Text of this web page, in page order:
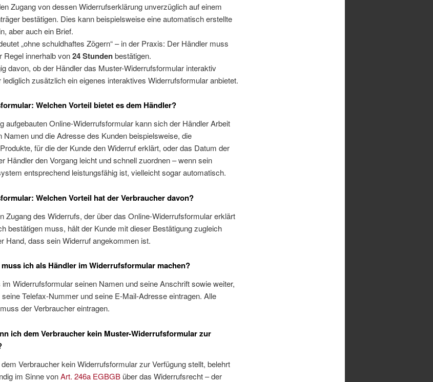
Zugang von dessen Widerrufserklärung unverzüglich auf einem
bestätigen. Dies kann beispielsweise eine automatisch erstellte
aber auch ein Brief.
„ohne schuldhaftes Zögern“ – in der Praxis: Der Händler muss
Regel innerhalb von24 Stundenbestätigen.
davon, ob der Händler das Muster-Widerrufsformular interaktiv
lediglich zusätzlich ein eigenes interaktives Widerrufsformular anbietet.
Welchen Vorteil bietet es dem Händler?
aufgebauten Online-Widerrufsformular kann sich der Händler Arbeit
Namen und die Adresse des Kunden beispielsweise, die
für die der Kunde den Widerruf erklärt, oder das Datum der
Händler den Vorgang leicht und schnell zuordnen – wenn sein
entsprechend leistungsfähig ist, vielleicht sogar automatisch.
Welchen Vorteil hat der Verbraucher davon?
Zugang des Widerrufs, der über das Online-Widerrufsformular erklärt
bestätigen muss, hält der Kunde mit dieser Bestätigung zugleich
Hand, dass sein Widerruf angekommen ist.
ich als Händler im Widerrufsformular machen?
Widerrufsformular seinen Namen und seine Anschrift sowie weiter,
Telefax-Nummer und seine E-Mail-Adresse eintragen. Alle
der Verbraucher eintragen.
ich dem Verbraucher kein Muster-Widerrufsformular zur
Verbraucher kein Widerrufsformular zur Verfügung stellt, belehrt
im Sinne vonArt. 246a EGBGBüber das Widerrufsrecht – der